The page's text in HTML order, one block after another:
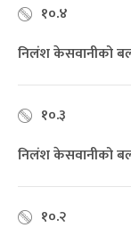
१०.४
निलंश केसवानीको
१०.३
निलंश केसवानीको
१०.२